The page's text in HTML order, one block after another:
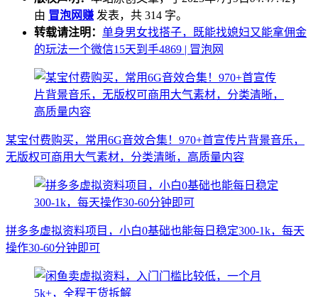
由 冒泡网赚 发表，共 314 字。
转载请注明： 单身男女找搭子，既能找媳妇又能拿佣金
的玩法一个微信15天到手4869 | 冒泡网
某宝付费购买，常用6G音效合集！970+首宣传片背景音乐，
无版权可商用大气素材，分类清晰，高质量内容
拼多多虚拟资料项目，小白0基础也能每日稳定300-1k，每天
操作30-60分钟即可